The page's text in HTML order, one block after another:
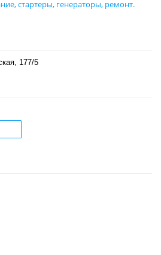
стартеры, генераторы, ремонт.
177/5